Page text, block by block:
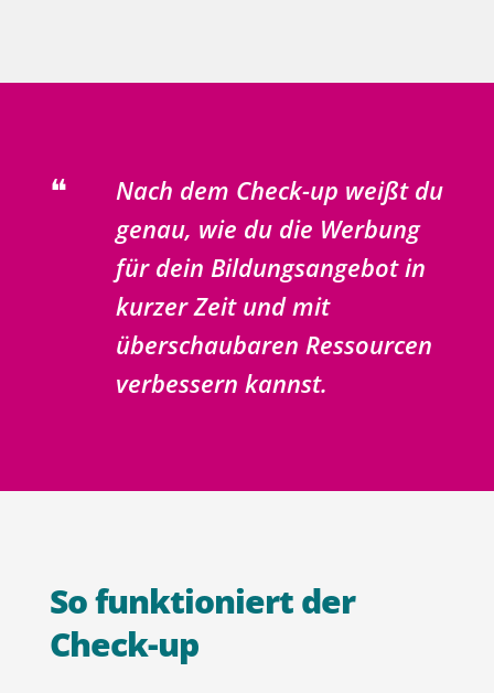
Nach dem Check-up weißt du
genau, wie du die Werbung
für dein Bildungsangebot in
kurzer Zeit und mit
überschaubaren Ressourcen
verbessern kannst.
So funktioniert der
Check-up